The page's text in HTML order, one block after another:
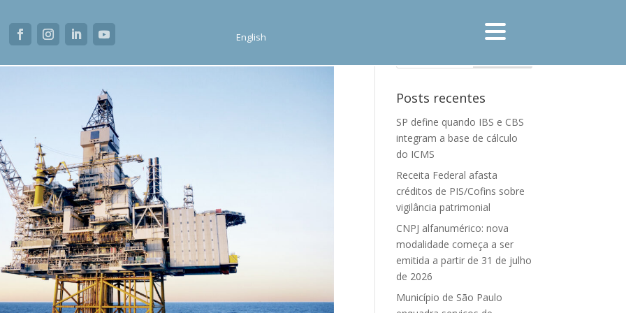
English
Posts recentes
SP define quando IBS e CBS
integram a base de cálculo
do ICMS
Receita Federal afasta
créditos de PIS/Cofins sobre
vigilância patrimonial
CNPJ alfanumérico: nova
modalidade começa a ser
emitida a partir de 31 de julho
de 2026
Município de São Paulo